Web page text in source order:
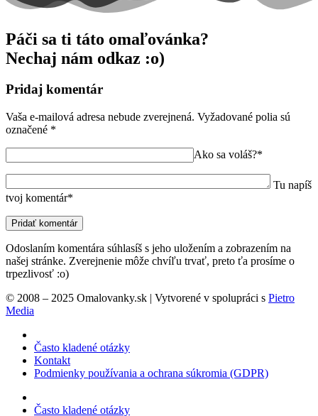
Páči sa ti táto omaľovánka?
Nechaj nám odkaz :o)
Pridaj komentár
Vaša e-mailová adresa nebude zverejnená. Vyžadované polia sú
označené *
Ako sa voláš?*
Tu napíš
tvoj komentár*
Odoslaním komentára súhlasíš s jeho uložením a zobrazením na
našej stránke. Zverejnenie môže chvíľu trvať, preto ťa prosíme o
trpezlivosť :o)
© 2008 – 2025 Omalovanky.sk | Vytvorené v spolupráci s Pietro
Media
Často kladené otázky
Kontakt
Podmienky používania a ochrana súkromia (GDPR)
Často kladené otázky